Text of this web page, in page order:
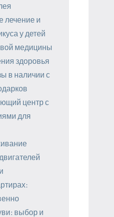
лечение и
у детей
медицины
здоровья
в наличии с
центр с
для
выбор и